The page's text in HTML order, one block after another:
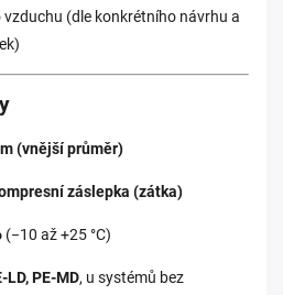
(dle konkrétního návrhu a
(vnější průměr)
záslepka (zátka)
(−10 až +25 °C)
PE‑MD, u systémů bez